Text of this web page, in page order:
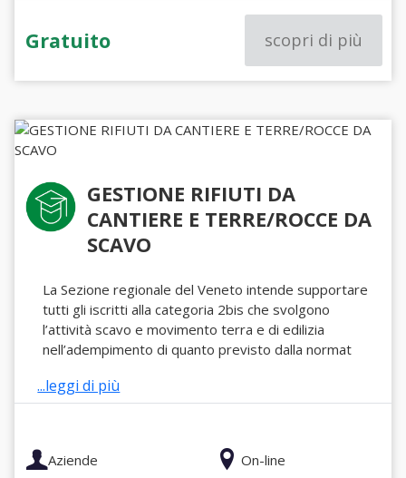
Gratuito scopri di più
GESTIONE RIFIUTI DA
CANTIERE E TERRE/ROCCE DA
SCAVO
La Sezione regionale del Veneto intende supportare
tutti gli iscritti alla categoria 2bis che svolgono
l’attività scavo e movimento terra e di edilizia
nell’adempimento di quanto previsto dalla normat
...leggi di più
Aziende On-line